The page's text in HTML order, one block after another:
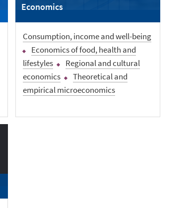
Economics
Consumption, income and well-being
Economics of food, health and
lifestyles
Regional and cultural
economics
Theoretical and
empirical microeconomics